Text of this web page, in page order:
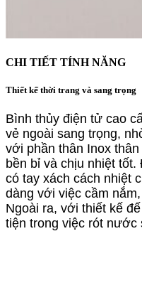
CHI TIẾT TÍNH NĂNG
Thiết kế thời trang và sang trọng
Bình thủy điện tử cao
vẻ ngoài sang trọng,
với phần thân Inox
bền bỉ và chịu nhiệt
có tay xách cách nhiệt
dàng với việc cầm
Ngoài ra, với thiết kế
tiện trong việc rót nước